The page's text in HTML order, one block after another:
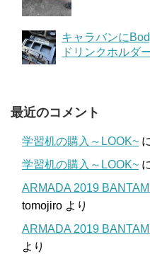
キャラバンに
ドリンクホルダ
最近のコメント
学習机の購入～LOOK~
学習机の購入～LOOK~
ARMADA 2019
tomojiro より
ARMADA 2019
より